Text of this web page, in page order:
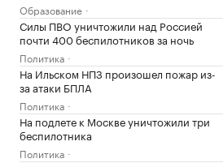
Образование
Силы ПВО уничтожили над Россией
почти 400 беспилотников за ночь
Политика
На Ильском НПЗ произошел пожар из-
за атаки БПЛА
Политика
На подлете к Москве уничтожили три
беспилотника
Политика